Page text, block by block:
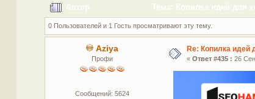
Автор Тема: Копилка идей для
0 Пользователей и 1 Гость просматривают эту тему.
Aziya
Профи
Сообщений: 5624
Re: Копилка идей
« Ответ #435 : 26